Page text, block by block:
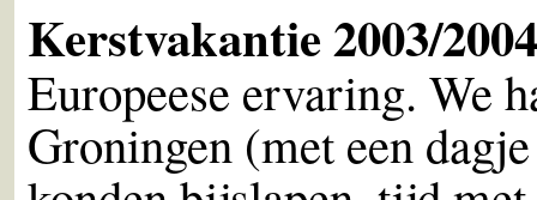
Kerstvakantie 2003/
Europeese ervaring. We
Groningen (met een